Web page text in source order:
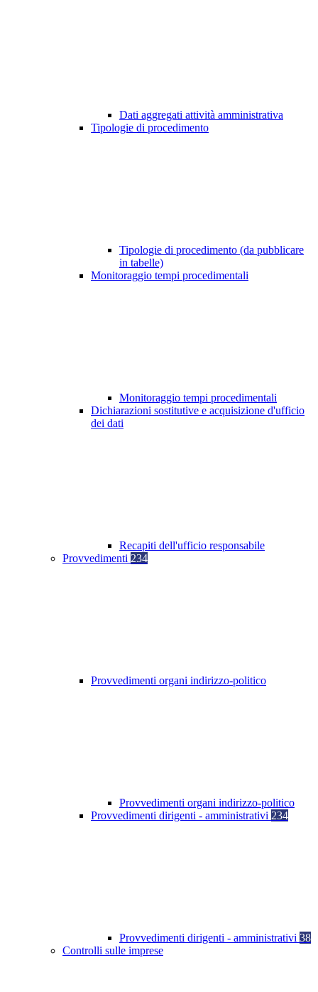
Dati aggregati attività amministrativa
Tipologie di procedimento
Tipologie di procedimento (da pubblicare
in tabelle)
Monitoraggio tempi procedimentali
Monitoraggio tempi procedimentali
Dichiarazioni sostitutive e acquisizione d'ufficio
dei dati
Recapiti dell'ufficio responsabile
Provvedimenti 234
Provvedimenti organi indirizzo-politico
Provvedimenti organi indirizzo-politico
Provvedimenti dirigenti - amministrativi 234
Provvedimenti dirigenti - amministrativi 38
Controlli sulle imprese